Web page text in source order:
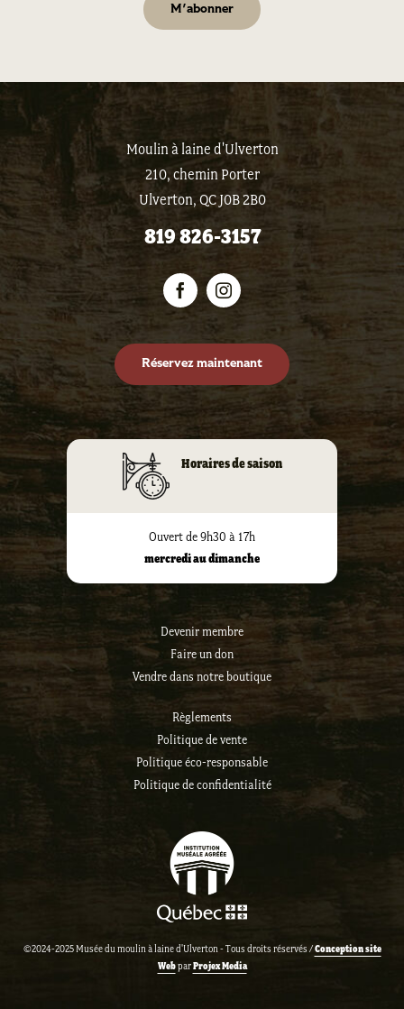
Moulin à laine d'Ulverton
210, chemin Porter
Ulverton, QC J0B 2B0
819 826-3157
Horaires de saison
Ouvert de 9h30 à 17h
mercredi au dimanche
Devenir membre
Faire un don
Vendre dans notre boutique
Règlements
Politique de vente
Politique éco-responsable
Politique de confidentialité
Réservez maintenant
©2024-2025 Musée du moulin à laine d'Ulverton - Tous droits réservés /Conception site
WebparProjex Media